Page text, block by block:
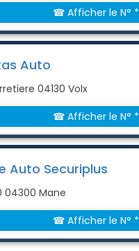
☎ Afficher le N° *
Auto
04130 Volx
☎ Afficher le N° *
Auto Securiplus
04300 Mane
☎ Afficher le N° *